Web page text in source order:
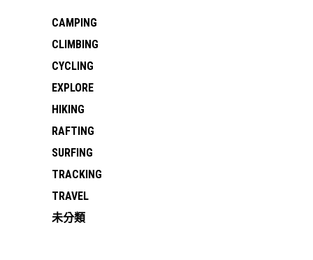
CAMPING
CLIMBING
CYCLING
EXPLORE
HIKING
RAFTING
SURFING
TRACKING
TRAVEL
未分類